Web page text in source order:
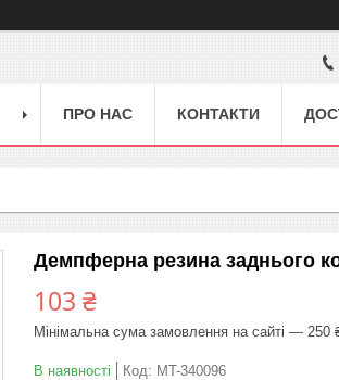
ПРО НАС КОНТАКТИ
Демпферна резина заднього
103 ₴
Мінімальна сума замовлення на сайті — 250
В наявності Код: MT-340096